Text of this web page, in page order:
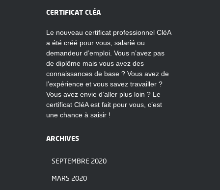
CERTIFICAT CLÉA
Le nouveau certificat professionnel CléA
a été créé pour vous, salarié ou
demandeur d’emploi. Vous n’avez pas
de diplôme mais vous avez des
connaissances de base ? Vous avez de
l’expérience et vous savez travailler ?
Vous avez envie d’aller plus loin ? Le
certificat CléA est fait pour vous, c’est
une chance à saisir !
ARCHIVES
SEPTEMBRE 2020
MARS 2020